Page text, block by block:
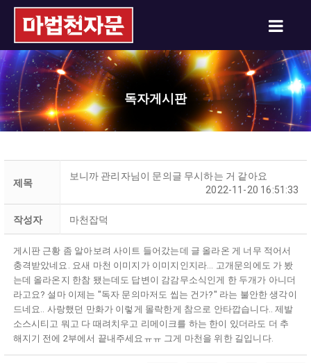
독자게시판
제목
보니까 관리자님이 문의글 무시하는 거 같아요
2022-11-20 16:51:33
작성자 마천잡덕
게시판 근황 좀 알아보려 사이트 들어갔는데 글 올라온 게 너무 적어서
충격받았네요. 요새 마천 이미지가 이미지인지라... 고개문의에도 가 봤
는데 올라온지 한참 됐는데도 답변이 감감무소식인게 한 두개가 아니더
라고요? 설마 이제는 "독자 문의마저도 씹는 건가?" 라는 불안한 생각이
드네요.. 사랑했던 만화가 이렇게 몰락한게 참으로 안타깝습니다.. 제발
소스시티고 뭐고 다 때려치우고 리메이크를 하는 한이 있더라도 더 추
해지기 전에 2부에서 끝내주세요ㅠㅠ 그게 마천을 위한 길입니다.